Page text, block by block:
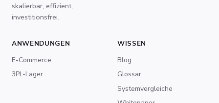
skalierbar, effizient,
investitionsfrei.
ANWENDUNGEN
E-Commerce
3PL-Lager
WISSEN
Blog
Glossar
Systemvergleiche